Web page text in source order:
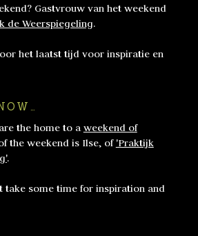
Gastvrouw van het weekend
de Weerspiegeling.
het laatst tijd voor inspiratie en
the home to aweekend of
the weekend is Ilse, of 'Praktijk
.
take some time for inspiration and